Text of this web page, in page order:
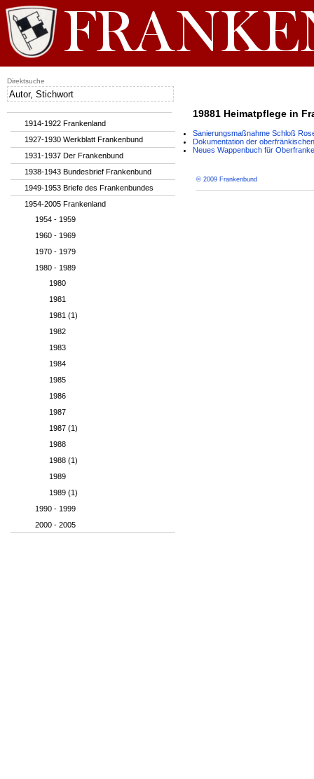
19881 Heimatpflege in
Sanierungsmaßnahme Schloß
Dokumentation der
Neues Wappenbuch für
© 2009 Frankenbund
1914-1922 Frankenland
1927-1930 Werkblatt Frankenbund
1931-1937 Der Frankenbund
1938-1943 Bundesbrief Frankenbund
1949-1953 Briefe des Frankenbundes
1954-2005 Frankenland
1954 - 1959
1960 - 1969
1970 - 1979
1980 - 1989
1980
1981
1981 (1)
1982
1983
1984
1985
1986
1987
1987 (1)
1988
1988 (1)
1989
1989 (1)
1990 - 1999
2000 - 2005
Direktsuche